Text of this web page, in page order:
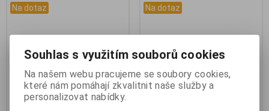
Na dotaz Na dotaz
Souhlas s využitím souborů cookies
Na našem webu pracujeme se soubory cookies,
které nám pomáhají zkvalitnit naše služby a
personalizovat nabídky.